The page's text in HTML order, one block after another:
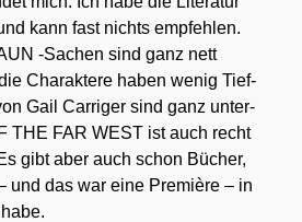
kann fast nichts emp­feh­len.
‑Sachen sind ganz nett
Cha­rak­te­re haben wenig Tief­
Gail Car­ri­ger sind ganz unter­
THE FAR WEST ist auch recht
gibt aber auch schon Bücher,
und das war eine Pre­miè­re – in